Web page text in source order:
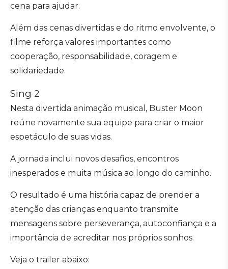
cena para ajudar.
Além das cenas divertidas e do ritmo envolvente, o
filme reforça valores importantes como
cooperação, responsabilidade, coragem e
solidariedade.
Sing 2
Nesta divertida animação musical, Buster Moon
reúne novamente sua equipe para criar o maior
espetáculo de suas vidas.
A jornada inclui novos desafios, encontros
inesperados e muita música ao longo do caminho.
O resultado é uma história capaz de prender a
atenção das crianças enquanto transmite
mensagens sobre perseverança, autoconfiança e a
importância de acreditar nos próprios sonhos.
Veja o trailer abaixo: